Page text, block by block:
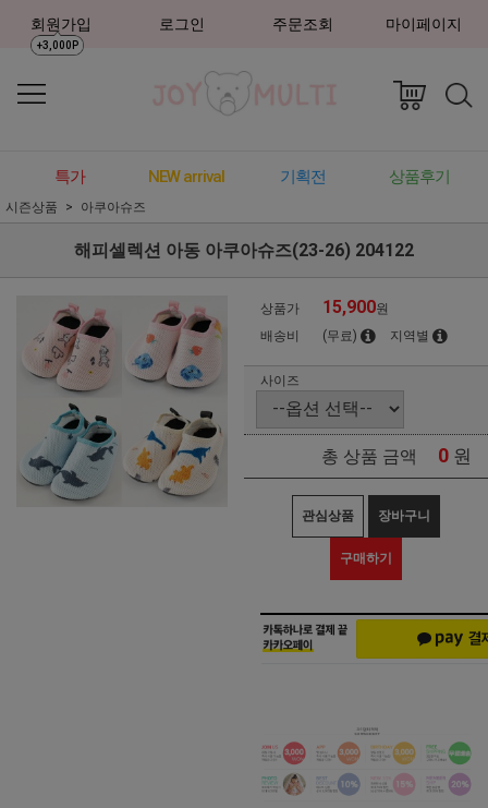
회원가입
+3,000P
로그인 주문조회 마이페이지
특가 NEW arrival 기획전 상품후기
시즌상품 아쿠아슈즈
해피셀렉션 아동 아쿠아슈즈(23-26) 204122
상품가 15,900원
배송비
(무료) 지역별
사이즈
총 상품 금액 0 원
관심상품 장바구니
구매하기